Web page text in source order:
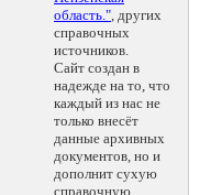
область.", других
справочных
источников.
Сайт создан в
надежде на то, что
каждый из нас не
только внесёт
данные архивных
документов, но и
дополнит сухую
справочную